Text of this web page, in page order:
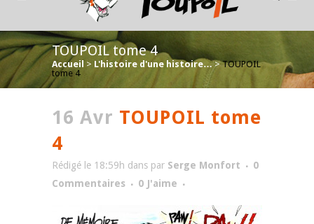
TOUPOIL tome 4
Accueil > L'histoire d'une histoire…>TOUPOIL
tome 4
16 Avr TOUPOIL tome
4
Rédigé le 18:59h dans par Serge Monfort
0
Commentaires
0 J'aime